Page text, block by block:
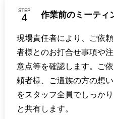
STEP 作業前のミーティ
現場責任者により、ご依頼
者様とのお打合せ事項や注
意点等を確認します。ご依
頼者様、ご遺族の方の想い
をスタッフ全員でしっかり
と共有します。